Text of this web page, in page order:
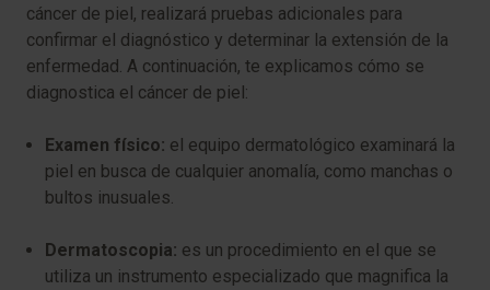
cáncer de piel, realizará pruebas adicionales para
confirmar el diagnóstico y determinar la extensión de la
enfermedad. A continuación, te explicamos cómo se
diagnostica el cáncer de piel:
Examen físico: el equipo dermatológico examinará la
piel en busca de cualquier anomalía, como manchas o
bultos inusuales.
Dermatoscopia: es un procedimiento en el que se
utiliza un instrumento especializado que magnifica la